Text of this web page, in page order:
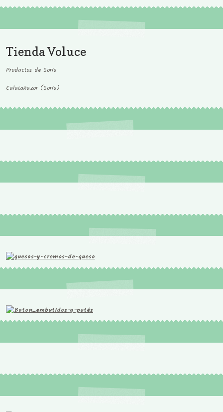
Tienda Voluce
Productos de Soria
Calatañazor (Soria)